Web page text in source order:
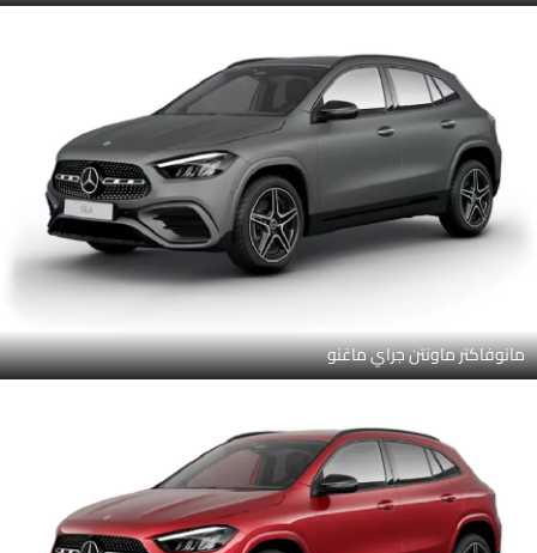
مانوفاكتر ماونتن جراي ماغنو